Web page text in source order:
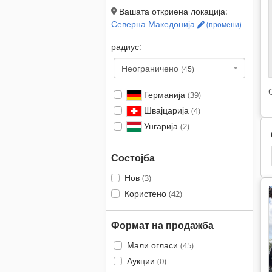
Вашата откриена локација:
Северна Македонија
(промени)
радиус:
Неограничено (45)
Германија (39)
Швајцарија (4)
Унгарија (2)
Состојба
Нов (3)
Користено (42)
Формат на продажба
Мали огласи (45)
Аукции (0)
Вертикални Транспортери